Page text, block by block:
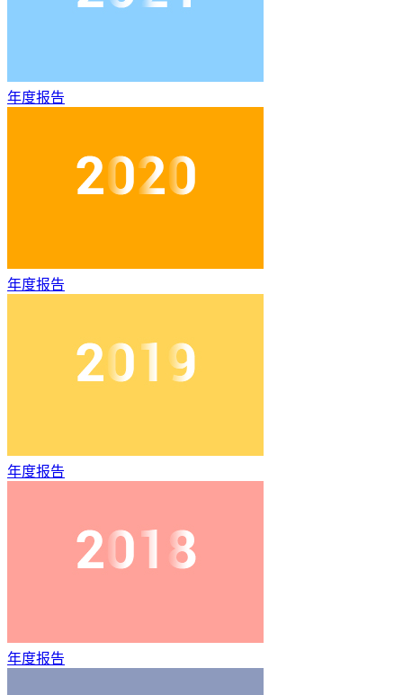
年度报告
年度报告
年度报告
年度报告